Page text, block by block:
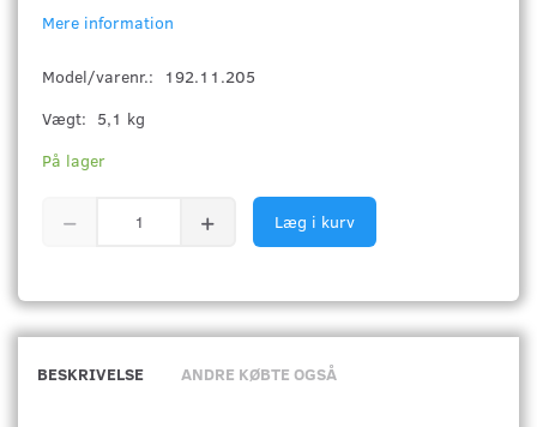
Mere information
Model/varenr.:
192.11.205
Vægt: 5,1 kg
På lager
Læg i kurv
BESKRIVELSE ANDRE KØBTE OGSÅ